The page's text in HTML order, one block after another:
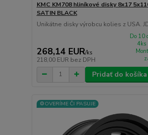
KMC KM708 hliníkové disky 8x17
SATIN BLACK
Unikátne disky výrobcu kolies z USA.
268,14 EUR/ks
218,00 EUR bez DPH
Do 10
4ks
Pridať do košíka
⚙️OVERÍME ČI PASUJE